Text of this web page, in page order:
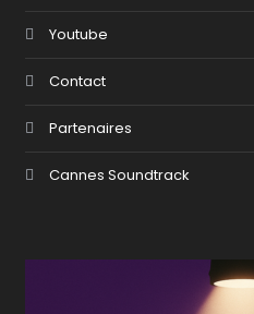
Youtube
Contact
Partenaires
Cannes Soundtrack